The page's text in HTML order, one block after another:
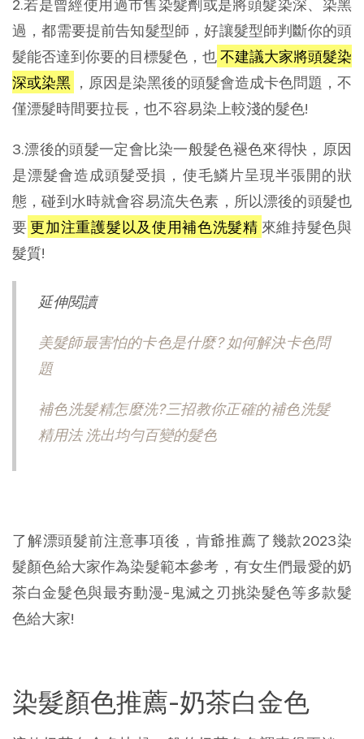
2.若是曾經使用過市售染髮劑或是將頭髮染深、染黑
過，都需要提前告知髮型師，好讓髮型師判斷你的頭
髮能否達到你要的目標髮色，也不建議大家將頭髮染
深或染黑 ，原因是染黑後的頭髮會造成卡色問題，不
僅漂髮時間要拉長，也不容易染上較淺的髮色!
3.漂後的頭髮一定會比染一般髮色褪色來得快，原因
是漂髮會造成頭髮受損，使毛鱗片呈現半張開的狀
態，碰到水時就會容易流失色素，所以漂後的頭髮也
要 更加注重護髮以及使用補色洗髮精 來維持髮色與
髮質!
延伸閱讀
美髮師最害怕的卡色是什麼? 如何解決卡色問
題
補色洗髮精怎麼洗?三招教你正確的補色洗髮
精用法 洗出均勻百變的髮色
了解漂頭髮前注意事項後，肯爺推薦了幾款2023染
髮顏色給大家作為染髮範本參考，有女生們最愛的奶
茶白金髮色與最夯動漫-鬼滅之刃挑染髮色等多款髮
色給大家!
染髮顏色推薦-奶茶白金色